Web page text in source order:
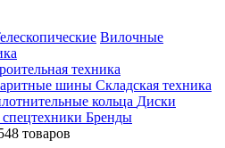
Вилочные
техника
шины Складская техника
кольца Диски
Бренды
товаров